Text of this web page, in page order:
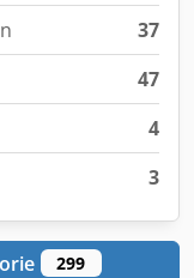
37
47
4
3
299